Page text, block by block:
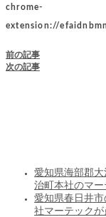
chrome-
extension://
前の記事
次の記事
愛知県海部郡
治町本社のマ
愛知県春日井
社マーテック